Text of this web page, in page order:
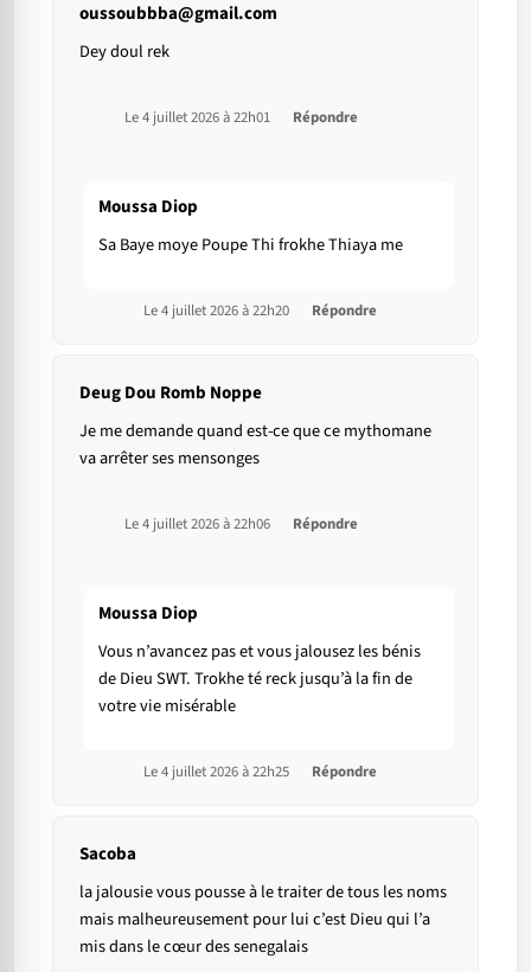
oussoubbba@gmail.com
Dey doul rek
Le 4 juillet 2026 à 22h01 Répondre
Moussa Diop
Sa Baye moye Poupe Thi frokhe Thiaya me
Le 4 juillet 2026 à 22h20 Répondre
Deug Dou Romb Noppe
Je me demande quand est-ce que ce mythomane
va arrêter ses mensonges
Le 4 juillet 2026 à 22h06 Répondre
Moussa Diop
Vous n’avancez pas et vous jalousez les bénis
de Dieu SWT. Trokhe té reck jusqu’à la fin de
votre vie misérable
Le 4 juillet 2026 à 22h25 Répondre
Sacoba
la jalousie vous pousse à le traiter de tous les noms
mais malheureusement pour lui c’est Dieu qui l’a
mis dans le cœur des senegalais